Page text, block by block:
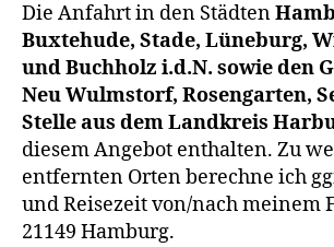
Die Anfahrt in den Städten
Buxtehude, Stade, Lüneburg,
und Buchholz i.d.N. sowie den
Neu Wulmstorf, Rosengarten,
Stelle aus dem Landkreis
diesem Angebot enthalten. Zu
entfernten Orten berechne ich
und Reisezeit von/nach meinem
21149 Hamburg.